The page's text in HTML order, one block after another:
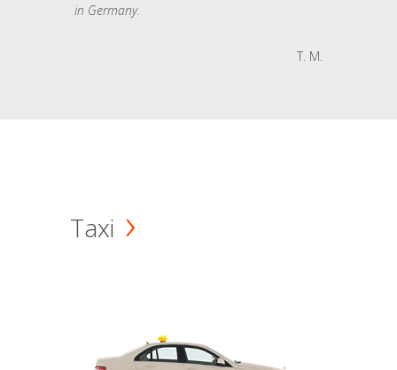
in Germany.
T. M.
Taxi